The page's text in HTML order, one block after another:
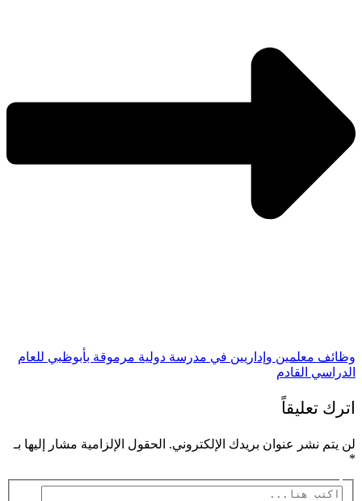
وظائف معلمين وإداريين في مدرسة دولية مرموقة بأبوظبي للعام
الدراسي القادم
اترك تعليقاً
لن يتم نشر عنوان بريدك الإلكتروني. الحقول الإلزامية مشار إليها بـ
*
اكتب